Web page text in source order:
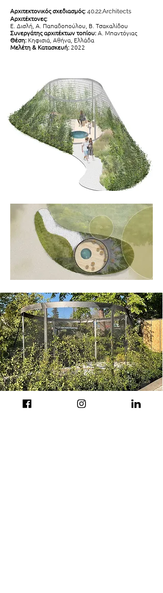
Αρχιτεκτονικός σχεδιασμός: 40.22.Architects
Αρχιτέκτονες:
Ε. Δισλή, Α. Παπαδοπούλου, Β. Τσακαλίδου
Συνεργάτης αρχιτέκτων τοπίου:Α. Μπαντόγιας
Θέση: Κηφισιά, Αθήνα, Ελλάδα
Μελέτη & Κατασκευή: 2022